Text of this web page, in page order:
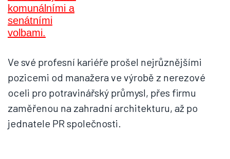
Ve své profesní kariéře prošel nejrůznějšími
pozicemi od manažera ve výrobě z nerezové
oceli pro potravinářský průmysl, přes firmu
zaměřenou na zahradní architekturu, až po
jednatele PR společnosti.